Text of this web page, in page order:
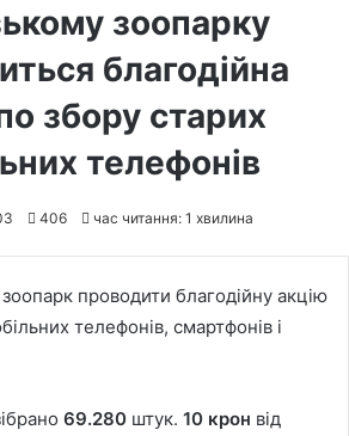
зоопарку
благодійна
збору старих
телефонів
406 час читання: 1 хвилина
проводити благодійну акцію
телефонів, смартфонів і
69.280 штук. 10 крон від